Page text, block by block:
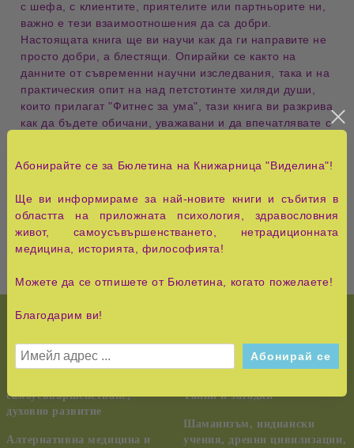
с шефа, с клиентите, приятелите или партньорите ни,
важно е тези взаимоотношения да са добри.
Настоящата книга ще ви научи как да ги направите не
просто добри, а блестящи. Опирайки се както на
данните от съвременни научни изследвания, така и на
практическия опит на над петстотинте хиляди души,
които прилагат "Фитнес за ума", тази книга ви разкрива
как да бъдете обичани, уважавани и да впечатлявате с
проблемните си взаимоотношения в неразрушими
се разбира, да възстановите прекъснатите си връзки и
да ги направите по-здрави от преди.
НОВО!
КУРС НА ЧУДЕСАТА
Езотерика,
самоусъвършенстване,
духовно развитие
Алтернативна медицина и
Педагогика, семейство,
възпитание
Тайни и загадки
Шаманизъм, индиански
учения, древни цивилизации,
Абонирайте се за Бюлетина на Книжарница "Виделина"!
Ще ви информираме за най-новите книги и събития в
областта на приложната психология, здравословния
живот, самоусъвършенстването, нетрадиционната
медицина, историята, философията!
Можете да се отпишете от Бюлетина, когато пожелаете!
Благодарим ви!